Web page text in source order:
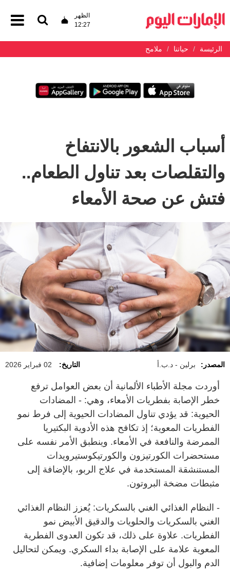
الظهر
12:27
الرئيسة حياتنا ملامح
أسباب الشعور بالانتفاخ
والتقلصات بعد تناول الطعام..
فتش عن صحة الأمعاء
المصدر: برلين - د.ب.أ التاريخ: 02 فبراير 2026
أوردت مجلة الأطباء الألمانية أن بعض العوامل ترفع
خطر الإصابة بفطريات الأمعاء، وهي: - المضادات
الحيوية: قد يؤدي تناول المضادات الحيوية إلى فرط نمو
الفطريات المعوية؛ إذ تكافح هذه الأدوية البكتيريا
الممرضة والنافعة في الأمعاء. وينطبق الأمر نفسه على
مستحضرات الكورتيزون والكورتيكوستيرويدات
المستنشقة المستخدمة في علاج الربو، بالإضافة إلى
مثبطات مضخة البروتون.
- النظام الغذائي الغني بالسكريات: يُعزز النظام الغذائي
الغني بالسكريات والحلويات والدقيق الأبيض نمو
الفطريات. علاوة على ذلك، قد تكون العدوى الفطرية
المعوية علامة على الإصابة بداء السكري. ويمكن لتحاليل
الدم والبول أن توفر معلومات إضافية.